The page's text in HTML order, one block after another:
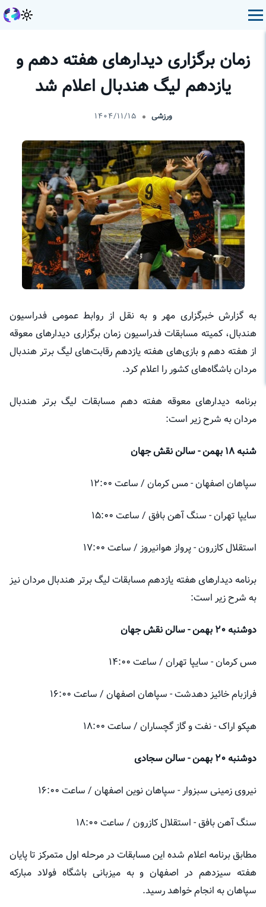
زمان برگزاری دیدارهای هفته دهم و
یازدهم لیگ هندبال اعلام شد
ورزشی ۱۴۰۴/۱۱/۱۵
به گزارش خبرگزاری مهر و به نقل از روابط عمومی فدراسیون
هندبال، کمیته مسابقات فدراسیون زمان برگزاری دیدارهای معوقه
از هفته دهم و بازی‌های هفته یازدهم رقابت‌های لیگ برتر هندبال
مردان باشگاه‌های کشور را اعلام کرد.
برنامه دیدارهای معوقه هفته دهم مسابقات لیگ برتر هندبال
مردان به شرح زیر است:
شنبه ۱۸ بهمن - سالن نقش جهان
سپاهان اصفهان - مس کرمان / ساعت ۱۲:۰۰
سایپا تهران - سنگ آهن بافق / ساعت ۱۵:۰۰
استقلال کازرون - پرواز هوانیروز / ساعت ۱۷:۰۰
برنامه دیدارهای هفته یازدهم مسابقات لیگ برتر هندبال مردان نیز
به شرح زیر است:
دوشنبه ۲۰ بهمن - سالن نقش جهان
مس کرمان - سایپا تهران / ساعت ۱۴:۰۰
فرازبام خائیز دهدشت - سپاهان اصفهان / ساعت ۱۶:۰۰
هپکو اراک - نفت و گاز گچساران / ساعت ۱۸:۰۰
دوشنبه ۲۰ بهمن - سالن سجادی
نیروی زمینی سبزوار - سپاهان نوین اصفهان / ساعت ۱۶:۰۰
سنگ آهن بافق - استقلال کازرون / ساعت ۱۸:۰۰
مطابق برنامه اعلام شده این مسابقات در مرحله اول متمرکز تا پایان
هفته سیزدهم در اصفهان و به میزبانی باشگاه فولاد مبارکه
سپاهان به انجام خواهد رسید.